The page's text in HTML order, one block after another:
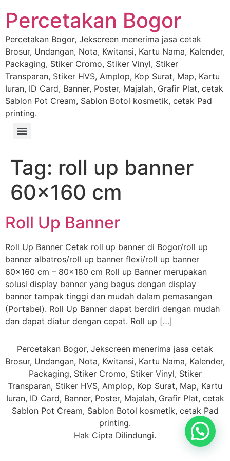
Percetakan Bogor
Percetakan Bogor, Jekscreen menerima jasa cetak
Brosur, Undangan, Nota, Kwitansi, Kartu Nama, Kalender,
Packaging, Stiker Cromo, Stiker Vinyl, Stiker
Transparan, Stiker HVS, Amplop, Kop Surat, Map, Kartu
Iuran, ID Card, Banner, Poster, Majalah, Grafir Plat, cetak
Sablon Pot Cream, Sablon Botol kosmetik, cetak Pad
printing.
Tag: roll up banner
60×160 cm
Roll Up Banner
Roll Up Banner Cetak roll up banner di Bogor/roll up
banner albatros/roll up banner flexi/roll up banner
60×160 cm – 80×180 cm Roll up Banner merupakan
solusi display banner yang bagus dengan display
banner tampak tinggi dan mudah dalam pemasangan
(Portabel). Roll Up Banner dapat berdiri dengan mudah
dan dapat diatur dengan cepat. Roll up […]
Percetakan Bogor, Jekscreen menerima jasa cetak
Brosur, Undangan, Nota, Kwitansi, Kartu Nama, Kalender,
Packaging, Stiker Cromo, Stiker Vinyl, Stiker
Transparan, Stiker HVS, Amplop, Kop Surat, Map, Kartu
Iuran, ID Card, Banner, Poster, Majalah, Grafir Plat, cetak
Sablon Pot Cream, Sablon Botol kosmetik, cetak Pad
printing.
Hak Cipta Dilindungi.